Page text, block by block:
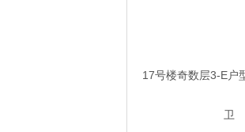
17号楼奇数层3-E户
卫